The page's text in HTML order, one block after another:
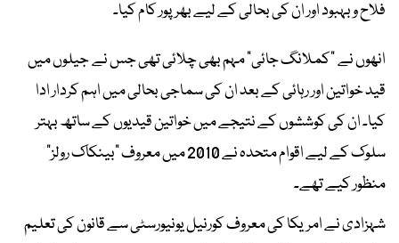
فلاح و بہبود اور ان کی بحالی کے لیے بھرپور کام کیا۔
انھوں نے "کملانگ جائی" مہم بھی چلائی تھی جس نے جیلوں میں
قید خواتین اور رہائی کے بعد ان کی سماجی بحالی میں اہم کردار ادا
کیا۔ ان کی کوششوں کے نتیجے میں خواتین قیدیوں کے ساتھ بہتر
سلوک کے لیے اقوام متحدہ نے 2010 میں معروف "بینکاک رولز"
منظور کیے تھے۔
شہزادی نے امریکا کی معروف کورنیل یونیورسٹی سے قانون کی تعلیم